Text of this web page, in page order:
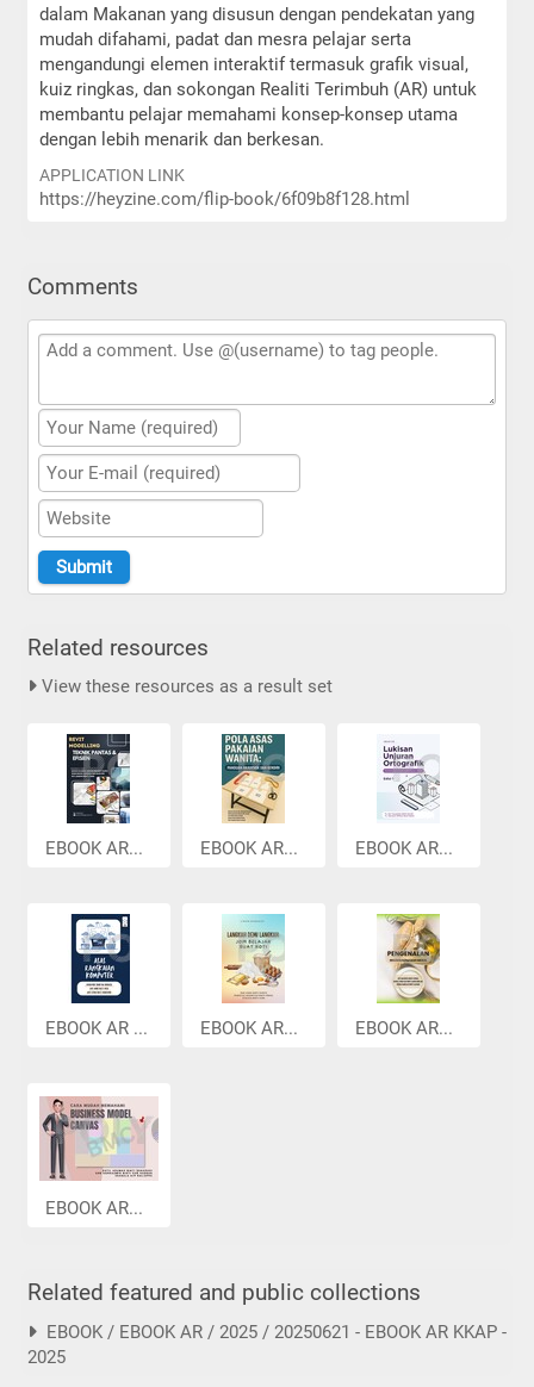
dalam Makanan yang disusun dengan pendekatan yang
mudah difahami, padat dan mesra pelajar serta
mengandungi elemen interaktif termasuk grafik visual,
kuiz ringkas, dan sokongan Realiti Terimbuh (AR) untuk
membantu pelajar memahami konsep-konsep utama
dengan lebih menarik dan berkesan.
APPLICATION LINK
https://heyzine.com/flip-book/6f09b8f128.html
Comments
Related resources
View these resources as a result set
EBOOK AR... EBOOK AR... EBOOK AR...
EBOOK AR ... EBOOK AR... EBOOK AR...
EBOOK AR...
Related featured and public collections
EBOOK / EBOOK AR / 2025 / 20250621 - EBOOK AR KKAP -
2025